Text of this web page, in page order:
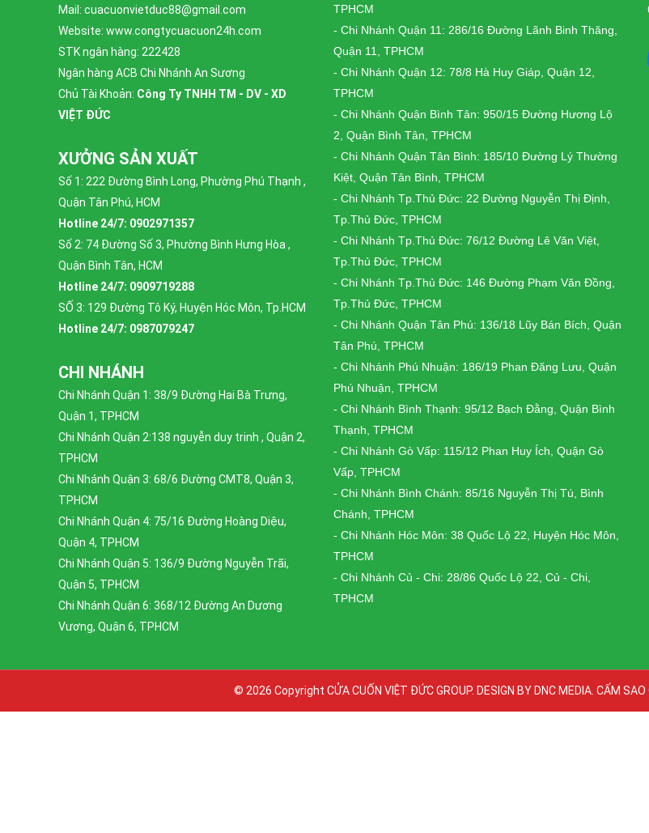
Mail: cuacuonvietduc88@gmail.com
Website: www.congtycuacuon24h.com
STK ngân hàng: 222428
Ngân hàng ACB Chi Nhánh An Sương
Chủ Tài Khoản: Công Ty TNHH TM - DV - XD
VIỆT ĐỨC
XƯỞNG SẢN XUẤT
Số 1: 222 Đường Bình Long, Phường Phú Thạnh ,
Quận Tân Phú, HCM
Hotline 24/7: 0902971357
Số 2: 74 Đường Số 3, Phường Bình Hưng Hòa ,
Quận Bình Tân, HCM
Hotline 24/7: 0909719288
SỐ 3: 129 Đường Tô Ký, Huyện Hóc Môn, Tp.HCM
Hotline 24/7: 0987079247
CHI NHÁNH
Chi Nhánh Quận 1: 38/9 Đường Hai Bà Trưng,
Quận 1, TPHCM
Chi Nhánh Quận 2:138 nguyễn duy trinh , Quận 2,
TPHCM
Chi Nhánh Quận 3: 68/6 Đường CMT8, Quận 3,
TPHCM
Chi Nhánh Quận 4: 75/16 Đường Hoàng Diệu,
Quận 4, TPHCM
Chi Nhánh Quận 5: 136/9 Đường Nguyễn Trãi,
Quận 5, TPHCM
Chi Nhánh Quận 6: 368/12 Đường An Dương
Vương, Quận 6, TPHCM
TPHCM
- Chi Nhánh Quận 11: 286/16 Đường Lãnh Binh Thăng,
Quận 11, TPHCM
- Chi Nhánh Quận 12: 78/8 Hà Huy Giáp, Quận 12,
TPHCM
- Chi Nhánh Quận Bình Tân: 950/15 Đường Hương Lộ
2, Quận Bình Tân, TPHCM
- Chi Nhánh Quận Tân Bình: 185/10 Đường Lý Thường
Kiệt, Quận Tân Bình, TPHCM
- Chi Nhánh Tp.Thủ Đức: 22 Đường Nguyễn Thị Định,
Tp.Thủ Đức, TPHCM
- Chi Nhánh Tp.Thủ Đức: 76/12 Đường Lê Văn Việt,
Tp.Thủ Đức, TPHCM
- Chi Nhánh Tp.Thủ Đức: 146 Đường Phạm Văn Đồng,
Tp.Thủ Đức, TPHCM
- Chi Nhánh Quận Tân Phú: 136/18 Lũy Bán Bích, Quận
Tân Phú, TPHCM
- Chi Nhánh Phú Nhuận: 186/19 Phan Đăng Lưu, Quận
Phú Nhuận, TPHCM
- Chi Nhánh Bình Thạnh: 95/12 Bạch Đằng, Quận Bình
Thạnh, TPHCM
- Chi Nhánh Gò Vấp: 115/12 Phan Huy Ích, Quận Gò
Vấp, TPHCM
- Chi Nhánh Bình Chánh: 85/16 Nguyễn Thị Tú, Bình
Chánh, TPHCM
- Chi Nhánh Hóc Môn: 38 Quốc Lộ 22, Huyện Hóc Môn,
TPHCM
- Chi Nhánh Củ - Chi: 28/86 Quốc Lộ 22, Củ - Chi,
TPHCM
© 2026 Copyright CỬA CUỐN VIỆT ĐỨC GROUP. DESIGN BY DNC MEDIA. CẤM